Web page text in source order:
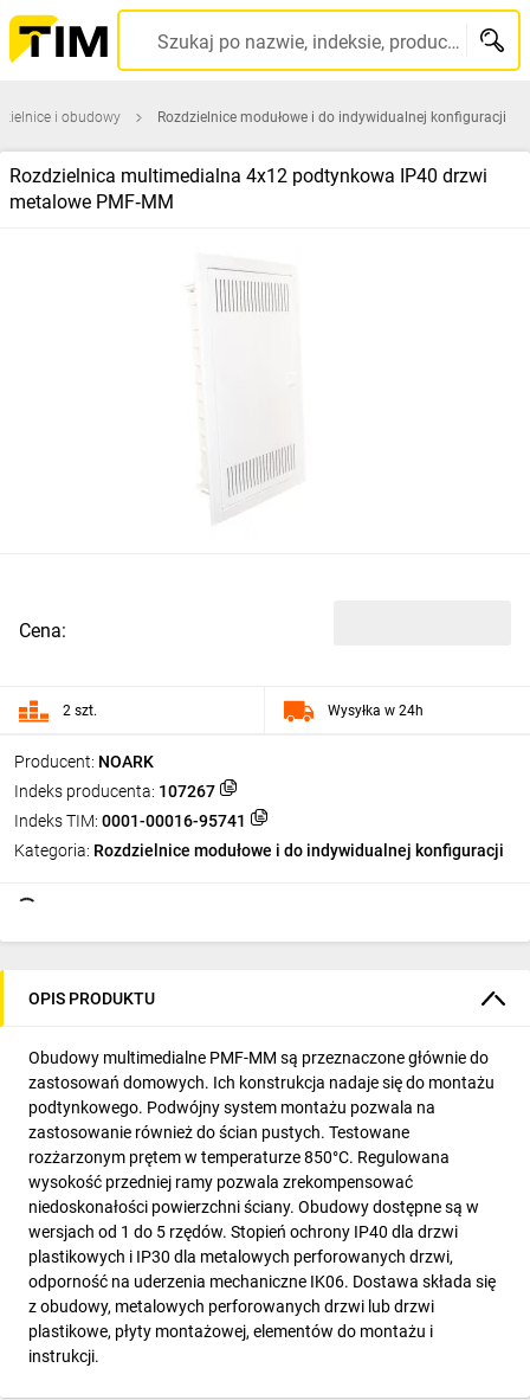
Szukaj po nazwie, indeksie, producencie, kodzie kreskowym...
i obudowy Rozdzielnice modułowe i do indywidualnej konfiguracji
Rozdzielnica multimedialna 4x12 podtynkowa IP40 drzwi
metalowe PMF‑MM
Producent: NOARK
Indeks producenta: 107267
Indeks TIM: 0001-00016-95741
Kategoria: Rozdzielnice modułowe i do indywidualnej konfiguracji
Cena:
2 szt. Wysyłka w 24h
OPIS PRODUKTU
Obudowy multimedialne PMF-MM są przeznaczone głównie do
zastosowań domowych. Ich konstrukcja nadaje się do montażu
podtynkowego. Podwójny system montażu pozwala na
zastosowanie również do ścian pustych. Testowane
rozżarzonym prętem w temperaturze 850°C. Regulowana
wysokość przedniej ramy pozwala zrekompensować
niedoskonałości powierzchni ściany. Obudowy dostępne są w
wersjach od 1 do 5 rzędów. Stopień ochrony IP40 dla drzwi
plastikowych i IP30 dla metalowych perforowanych drzwi,
odporność na uderzenia mechaniczne IK06. Dostawa składa się
z obudowy, metalowych perforowanych drzwi lub drzwi
plastikowe, płyty montażowej, elementów do montażu i
instrukcji.